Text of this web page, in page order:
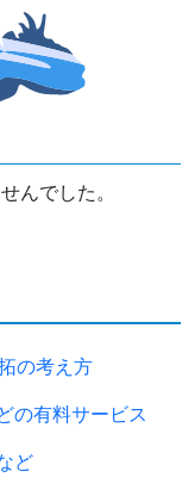
んでした。
の考え方
の有料サービス
ど